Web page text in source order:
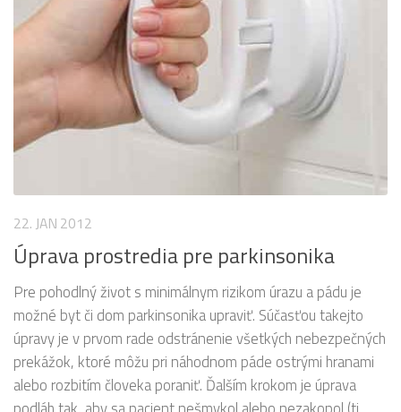
22. JAN 2012
Úprava prostredia pre parkinsonika
Pre pohodlný život s minimálnym rizikom úrazu a pádu je
možné byt či dom parkinsonika upraviť. Súčasťou takejto
úpravy je v prvom rade odstránenie všetkých nebezpečných
prekážok, ktoré môžu pri náhodnom páde ostrými hranami
alebo rozbitím človeka poraniť. Ďalším krokom je úprava